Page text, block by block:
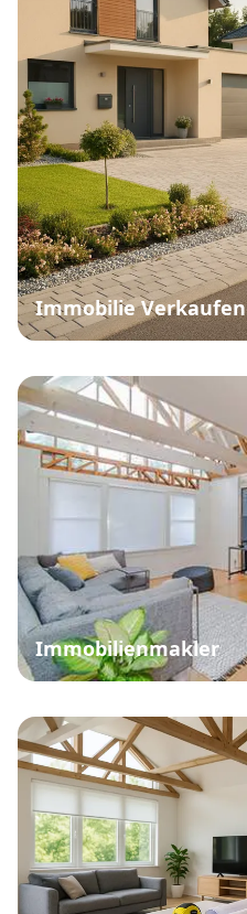
Immobilie Verkaufen
Immobilienmakler